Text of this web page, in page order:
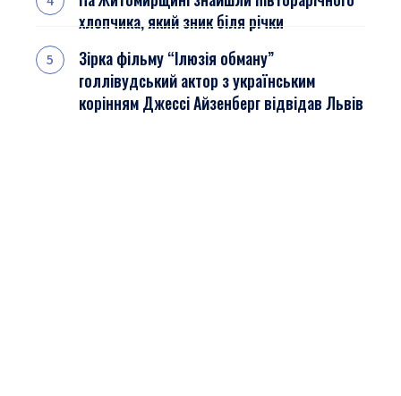
хлопчика, який зник біля річки
Зірка фільму “Ілюзія обману”
голлівудський актор з українським
корінням Джессі Айзенберг відвідав Львів